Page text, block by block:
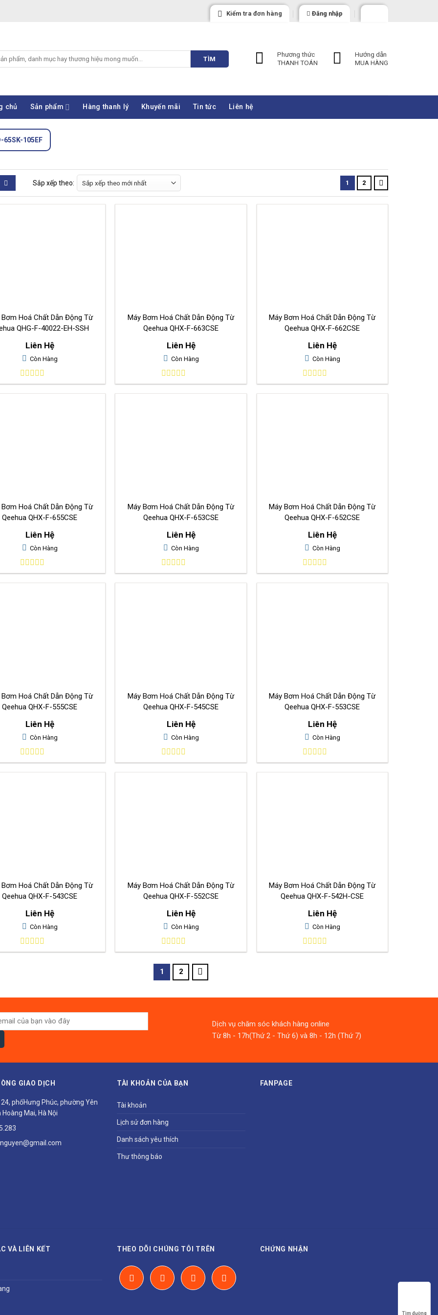
Kiểm tra đơn hàng Đăng nhập
TÌM
Phương thức
THANH TOÁN
Hướng dẫn
MUA HÀNG
chủ Sản phẩm Hàng thanh lý Khuyến mãi Tin tức Liên hệ
65SK-105EF
Sắp xếp theo: 1 2
Bơm Hoá Chất Dẫn Động Từ
QHG-F-40022-EH-SSH
Liên Hệ
Còn Hàng
0
out
Máy Bơm Hoá Chất Dẫn Động Từ
Qeehua QHX-F-663CSE
Liên Hệ
Còn Hàng
0
out
Máy Bơm Hoá Chất Dẫn Động Từ
Qeehua QHX-F-662CSE
Liên Hệ
Còn Hàng
0
out
Bơm Hoá Chất Dẫn Động Từ
Qeehua QHX-F-655CSE
Liên Hệ
Còn Hàng
0
out
Máy Bơm Hoá Chất Dẫn Động Từ
Qeehua QHX-F-653CSE
Liên Hệ
Còn Hàng
0
out
Máy Bơm Hoá Chất Dẫn Động Từ
Qeehua QHX-F-652CSE
Liên Hệ
Còn Hàng
0
out
Bơm Hoá Chất Dẫn Động Từ
Qeehua QHX-F-555CSE
Liên Hệ
Còn Hàng
0
out
Máy Bơm Hoá Chất Dẫn Động Từ
Qeehua QHX-F-545CSE
Liên Hệ
Còn Hàng
0
out
Máy Bơm Hoá Chất Dẫn Động Từ
Qeehua QHX-F-553CSE
Liên Hệ
Còn Hàng
0
out
Bơm Hoá Chất Dẫn Động Từ
Qeehua QHX-F-543CSE
Liên Hệ
Còn Hàng
0
Máy Bơm Hoá Chất Dẫn Động Từ
Qeehua QHX-F-552CSE
Liên Hệ
Còn Hàng
0
of
5
Máy Bơm Hoá Chất Dẫn Động Từ
Qeehua QHX-F-542H-CSE
Liên Hệ
Còn Hàng
0
1 2
Dịch vụ chăm sóc khách hàng online
Từ 8h - 17h(Thứ 2 - Thứ 6) và 8h - 12h (Thứ 7)
GIAO DỊCH
phốHưng Phúc, phường Yên
Hoàng Mai, Hà Nội
TÀI KHOẢN CỦA BẠN
Tài khoản
Lịch sử đơn hàng
Danh sách yêu thích
Thư thông báo
FANPAGE
VÀ LIÊN KẾT THEO DÕI CHÚNG TÔI TRÊN CHỨNG NHẬN
Tìm đường